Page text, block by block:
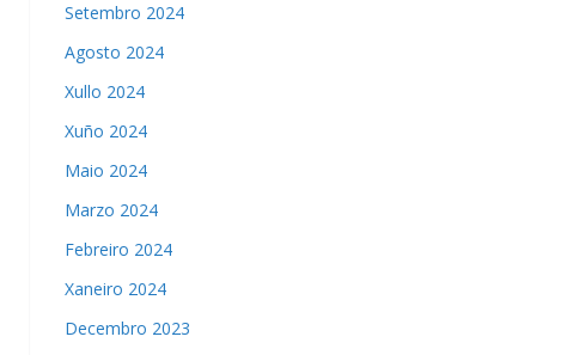
Setembro 2024
Agosto 2024
Xullo 2024
Xuño 2024
Maio 2024
Marzo 2024
Febreiro 2024
Xaneiro 2024
Decembro 2023